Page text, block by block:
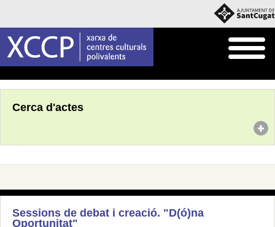
Cerca d'actes
Sessions de debat i creació. "D(ó)na
Oportunitat"